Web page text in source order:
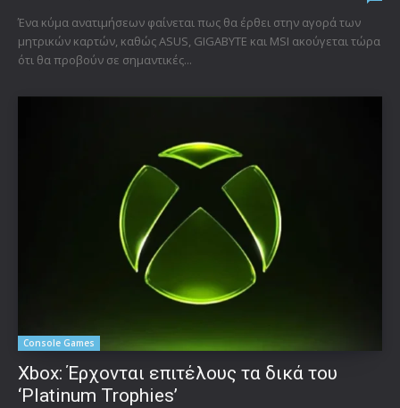
Ένα κύμα ανατιμήσεων φαίνεται πως θα έρθει στην αγορά των
μητρικών καρτών, καθώς ASUS, GIGABYTE και MSI ακούγεται τώρα
ότι θα προβούν σε σημαντικές...
Console Games
Xbox: Έρχονται επιτέλους τα δικά του
‘Platinum Trophies’